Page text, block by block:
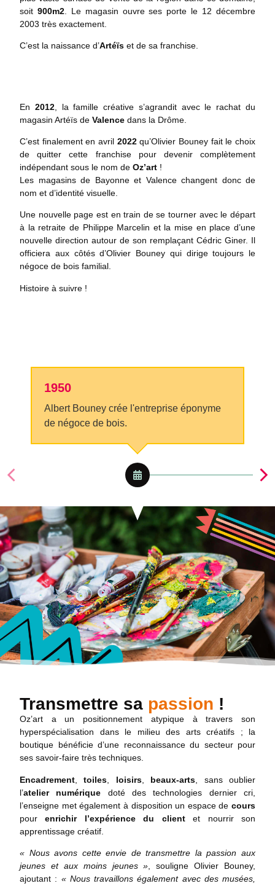
soit 900m2. Le magasin ouvre ses porte le 12 décembre
2003 très exactement.
C’est la naissance d’Artéïs et de sa franchise.
En 2012, la famille créative s’agrandit avec le rachat du
magasin Artéïs de Valence dans la Drôme.
C’est finalement en avril 2022qu’Olivier Bouney fait le choix
de quitter cette franchise pour devenir complètement
indépendant sous le nom de Oz’art !
Les magasins de Bayonne et Valence changent donc de
nom et d’identité visuelle.
Une nouvelle page est en train de se tourner avec le départ
à la retraite de Philippe Marcelin et la mise en place d’une
nouvelle direction autour de son remplaçant Cédric Giner. Il
officiera aux côtés d’Olivier Bouney qui dirige toujours le
négoce de bois familial.
Histoire à suivre !
1950
Albert Bouney crée l'entreprise éponyme
de négoce de bois.
Transmettre sa passion !
Oz’art a un positionnement atypique à travers son
hyperspécialisation dans le milieu des arts créatifs ; la
boutique bénéficie d’une reconnaissance du secteur pour
ses savoir-faire très techniques.
Encadrement ,toiles loisirs, beaux-arts , sans oublier
l’atelier numérique doté des technologies dernier cri,
l’enseigne met également à disposition un espace de cours
pourenrichir l’expérience du clientet nourrir son
apprentissage créatif.
« Nous avons cette envie de transmettre la passion aux
jeunes et aux moins jeunes » , souligne Olivier Bouney,
ajoutant : « Nous travaillons également avec des musées,